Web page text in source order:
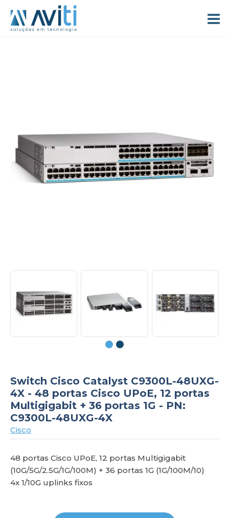
Switch Cisco Catalyst C9300L-48UXG-
4X - 48 portas Cisco UPoE, 12 portas
Multigigabit + 36 portas 1G - PN:
C9300L-48UXG-4X
Cisco
48 portas Cisco UPoE, 12 portas Multigigabit
(10G/5G/2.5G/1G/100M) + 36 portas 1G (1G/100M/10)
4x 1/10G uplinks fixos